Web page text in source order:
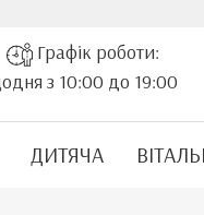
У
Графік роботи:
з 10:00 до 19:00
ДИТЯЧА